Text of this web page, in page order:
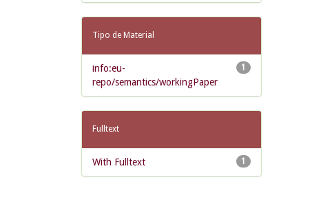
Tipo de Material
1
info:eu-
repo/semantics/workingPaper
Fulltext
1
With Fulltext